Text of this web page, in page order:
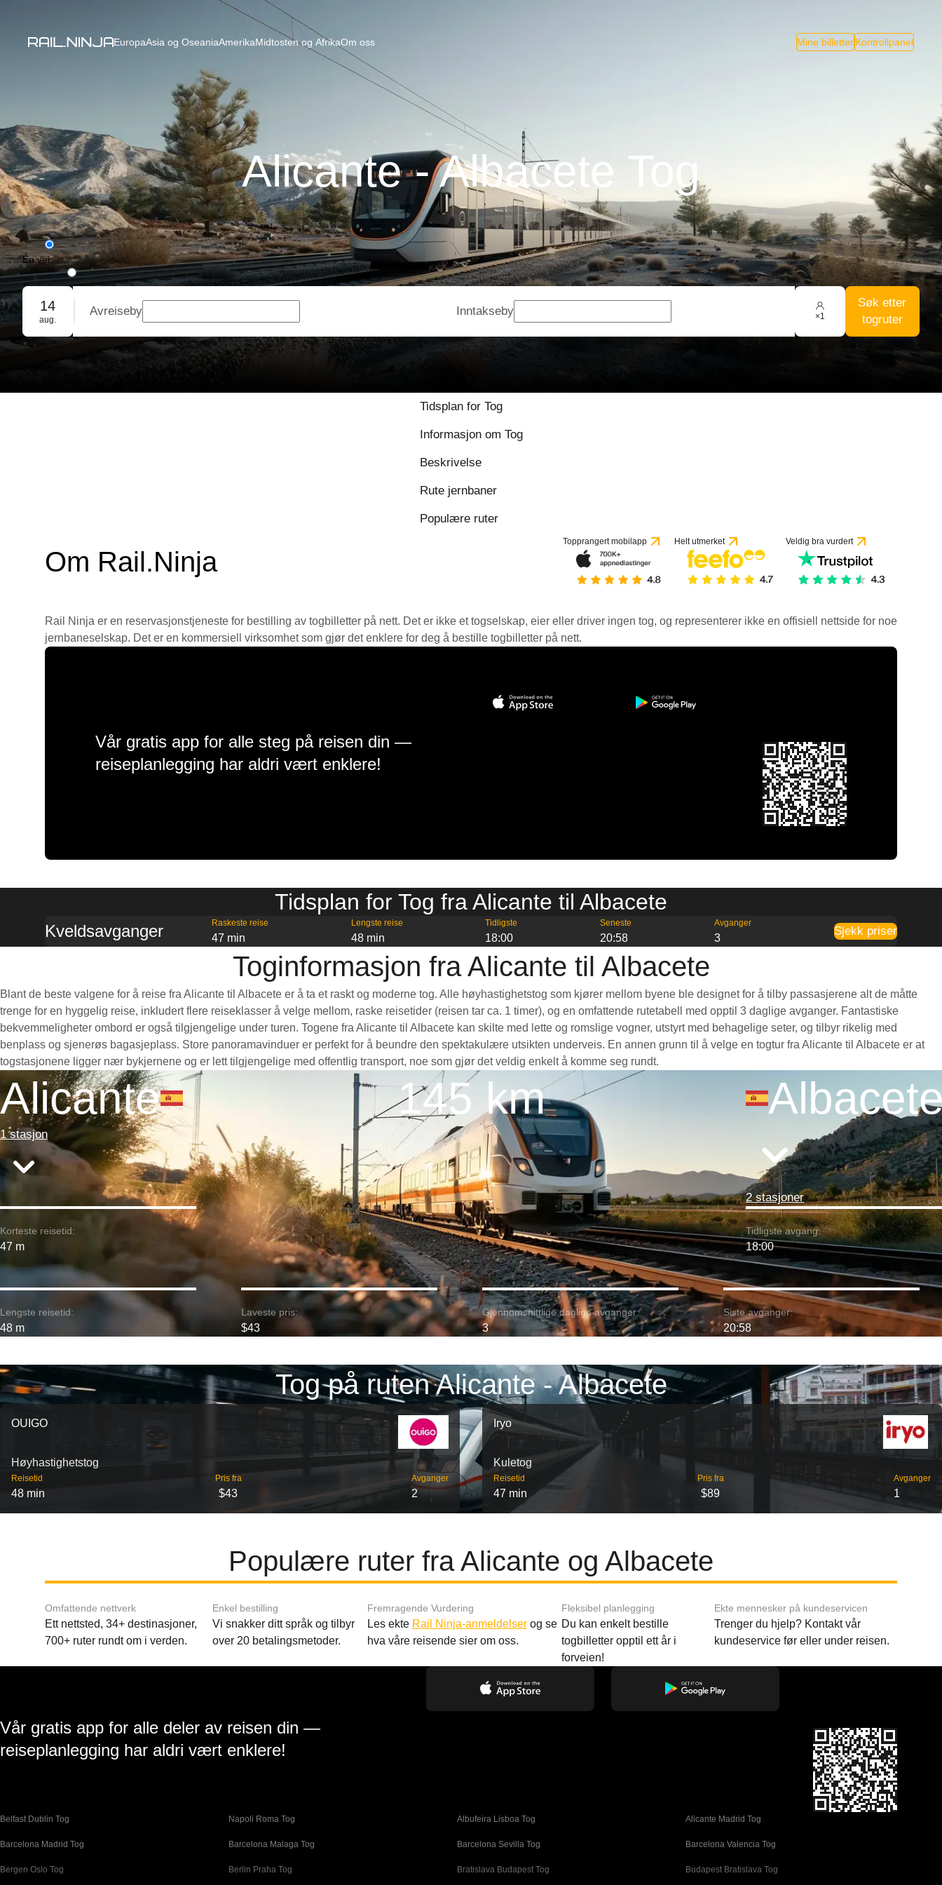
EuropaAsia og OseaniaAmerikaMidtosten og AfrikaOm oss Mine billetterKontrollpanel
Alicante - Albacete Tog
Én vei
Tur/retur
Gruppebooking
14
aug.
Avreiseby Inntakseby ×1
Søk etter
togruter
Tidsplan for Tog
Informasjon om Tog
Beskrivelse
Rute jernbaner
Populære ruter
Om Rail.Ninja
Topprangert mobilapp Helt utmerket Veldig bra vurdert
Rail Ninja er en reservasjons­tjeneste for bestilling av togbilletter på nett. Det er ikke et togselskap, eier eller driver ingen tog, og representerer ikke en offisiell nettside for noe
jernbaneselskap. Det er en kommersiell virksomhet som gjør det enklere for deg å bestille togbilletter på nett.
Vår gratis app for alle steg på reisen din —
reiseplanlegging har aldri vært enklere!
Tidsplan for Tog fra Alicante til Albacete
Kveldsavganger Raskeste reise
47 min
Lengste reise
48 min
Tidligste
18:00
Seneste
20:58
Avganger
3
Sjekk priser
Toginformasjon fra Alicante til Albacete
Blant de beste valgene for å reise fra Alicante til Albacete er å ta et raskt og moderne tog. Alle høyhastighetstog som kjører mellom byene ble designet for å tilby passasjerene alt de måtte
trenge for en hyggelig reise, inkludert flere reiseklasser å velge mellom, raske reisetider (reisen tar ca. 1 timer), og en omfattende rutetabell med opptil 3 daglige avganger. Fantastiske
bekvemmeligheter ombord er også tilgjengelige under turen. Togene fra Alicante til Albacete kan skilte med lette og romslige vogner, utstyrt med behagelige seter, og tilbyr rikelig med
benplass og sjenerøs bagasjeplass. Store panoramavinduer er perfekt for å beundre den spektakulære utsikten underveis. En annen grunn til å velge en togtur fra Alicante til Albacete er at
togstasjonene ligger nær bykjernene og er lett tilgjengelige med offentlig transport, noe som gjør det veldig enkelt å komme seg rundt.
Alicante
1 stasjon
145 km
2 stasjoner
Korteste reisetid:
47 m
Tidligste avgang:
18:00
Lengste reisetid:
48 m
Laveste pris:
$43
Gjennomsnittlige daglige avganger:
3
Siste avganger:
20:58
Tog på ruten Alicante - Albacete
OUIGO
Høyhastighetstog
Reisetid
48 min
Pris fra
$43
Avganger
2
Iryo
Kuletog
Reisetid
47 min
Pris fra
$89
Avganger
1
Populære ruter fra Alicante og Albacete
9.6 / 10 basert på 1 vurderinger
Omfattende nettverk
Ett nettsted, 34+ destinasjoner,
700+ ruter rundt om i verden.
Enkel bestilling
Vi snakker ditt språk og tilbyr
over 20 betalingsmetoder.
Fremragende Vurdering
Les ekte Rail Ninja-anmeldelserog se
hva våre reisende sier om oss.
Fleksibel planlegging
Du kan enkelt bestille
togbilletter opptil ett år i
forveien!
Ekte mennesker på kundeservicen
Trenger du hjelp? Kontakt vår
kundeservice før eller under reisen.
Vår gratis app for alle deler av reisen din —
reiseplanlegging har aldri vært enklere!
Belfast Dublin Tog Napoli Roma Tog Albufeira Lisboa Tog Alicante Madrid Tog
Barcelona Madrid Tog Barcelona Malaga Tog Barcelona Sevilla Tog Barcelona Valencia Tog
Bergen Oslo Tog Berlin Praha Tog Bratislava Budapest Tog Budapest Bratislava Tog